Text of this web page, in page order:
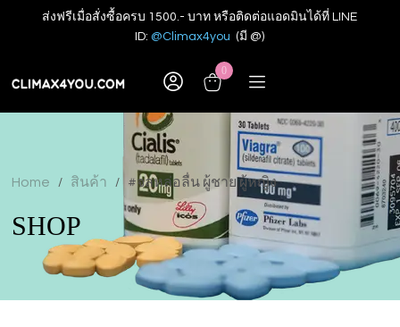
ส่งฟรีเมื่อสั่งซื้อครบ 1500.- บาท หรือติดต่อแอดมินได้ที่ LINE
ID: @Climax4you (มี @)
0
Home / สินค้า / #จลหล่อลื่น ผู้ชาย ผู้หญิง
SHOP